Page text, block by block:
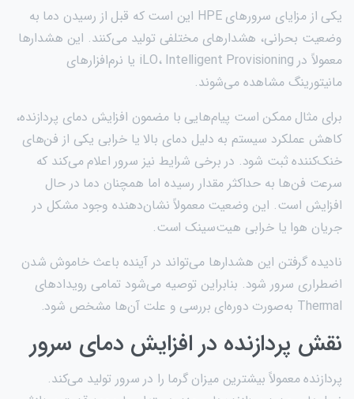
یکی از مزایای سرورهای HPE این است که قبل از رسیدن دما به
وضعیت بحرانی، هشدارهای مختلفی تولید می‌کنند. این هشدارها
معمولاً در iLO، Intelligent Provisioning یا نرم‌افزارهای
مانیتورینگ مشاهده می‌شوند.
برای مثال ممکن است پیام‌هایی با مضمون افزایش دمای پردازنده،
کاهش عملکرد سیستم به دلیل دمای بالا یا خرابی یکی از فن‌های
خنک‌کننده ثبت شود. در برخی شرایط نیز سرور اعلام می‌کند که
سرعت فن‌ها به حداکثر مقدار رسیده اما همچنان دما در حال
افزایش است. این وضعیت معمولاً نشان‌دهنده وجود مشکل در
جریان هوا یا خرابی هیت‌سینک است.
نادیده گرفتن این هشدارها می‌تواند در آینده باعث خاموش شدن
اضطراری سرور شود. بنابراین توصیه می‌شود تمامی رویدادهای
Thermal به‌صورت دوره‌ای بررسی و علت آن‌ها مشخص شود.
نقش پردازنده در افزایش دمای سرور
پردازنده معمولاً بیشترین میزان گرما را در سرور تولید می‌کند.